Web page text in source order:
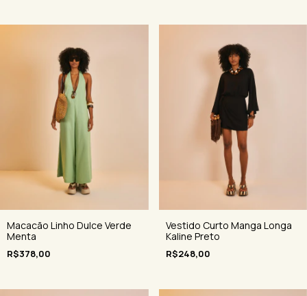
Macacão Linho Dulce Verde
Menta
R$378,00
Vestido Curto Manga Longa
Kaline Preto
R$248,00